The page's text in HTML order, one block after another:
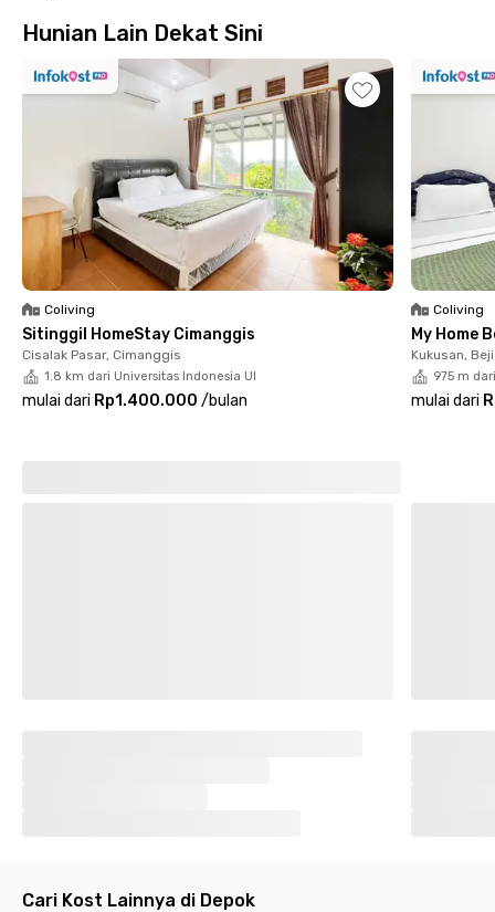
dekat Stasiun Pondok Cina ini sudah berfurnitur lengkap
dengan AC dan kamar mandi dalam juga shower. Harga sewa
kost belum termasuk listrik, ya.
Untuk belanja bulanan kamu bisa menuju Detos atau MargoCity
yang berjarak 12 menit berkendara dari kost Depok ini. Mencari
tempat nongkrong atau mengisi perut juga nggak repot,
mampir saja ke Preksu Depok, Kopi Brumbun, atau ke Jalan
Margonda Raya yang dipenuhi cafe dan resto.
Hunian Lain Dekat Sini
Coliving
Sitinggil HomeStay Cimanggis
Cisalak Pasar, Cimanggis
1.8 km dari Universitas Indonesia UI
mulai dari Rp1.400.000 /bulan
Coliving
My Home
Kukusan, Beji
975 m
mulai dari
Cari Kost Lainnya di Depok